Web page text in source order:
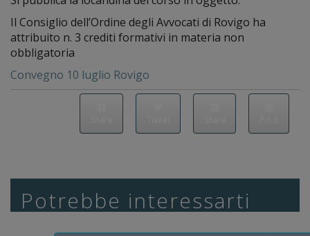
Il Consiglio dell’Ordine degli Avvocati di Rovigo ha
attribuito n. 3 crediti formativi in materia non
obbligatoria
Convegno 10 luglio Rovigo
Potrebbe interessarti